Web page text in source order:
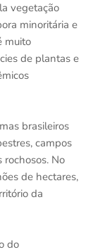
vegetação
minoritária e
muito
de plantas e
brasileiros
campos
No
de hectares,
da
do